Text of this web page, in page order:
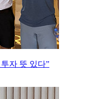
자 뜻 있다”